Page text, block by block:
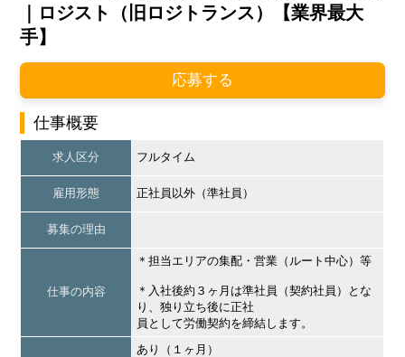
｜ロジスト（旧ロジトランス）【業界最大
手】
応募する
仕事概要
求人区分 フルタイム
雇用形態 正社員以外（準社員）
募集の理由
仕事の内容
＊担当エリアの集配・営業（ルート中心）等
＊入社後約３ヶ月は準社員（契約社員）とな
り、独り立ち後に正社
員として労働契約を締結します。
あり（１ヶ月）